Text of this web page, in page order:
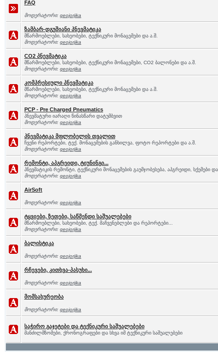
FAQ
მოდერატორი: geojorjika
ზამბარ-დგუშიანი პნევმატიკა
მწარმოებლები, სახეობები, ტექნიკური მონაცემები და ა.შ.
მოდერატორი: geojorjika
CO2 პნევმატიკა
მწარმოებლები, სახეობები, ტექნიკური მონაცემები, CO2 ბალონები და ა.შ.
მოდერატორი: geojorjika
კომპრესიული პნევმატიკა
მწარმოებლები, სახეობები, ტექნიკური მონაცემები და ა.შ.
მოდერატორი: geojorjika
PCP - Pre Charged Pneumatics
პნევმატური იარაღი წინასწარი დატუმბვით
მოდერატორი: geojorjika
პნევმატიკა მფლობელის თვალით
ჩვენი რეპორტები, ტექ. მონაცემების განხილვა, ფოტო რეპორტები და ა.შ.
მოდერატორი: geojorjika
რემონტი, აპგრეიდი, ტიუნინგი...
პნევმატიკის რემონტი, ტექნიკური მონაცემების გაუმჯობესება, აპგრეიდი, სქემები
მოდერატორი: geojorjika
AirSoft
მოდერატორი: geojorjika
ტყვიები, ზეთები, საწმენდი საშუალებები
მწარმოებლები, სახეობები, ტექ. მაჩვენებლები და რეპორტები...
მოდერატორი: geojorjika
ბალისტიკა
მოდერატორი: geojorjika
რჩევები, კითხვა-პასუხი...
მოდერატორი: geojorjika
მომსახურეობა
მოდერატორი: geojorjika
საჭირო გაჯეტები და ტექნიკური საშუალებები
მანძილმზომები, ქრონოგრაფები და სხვა იმ ტექნიკური საშუალებები